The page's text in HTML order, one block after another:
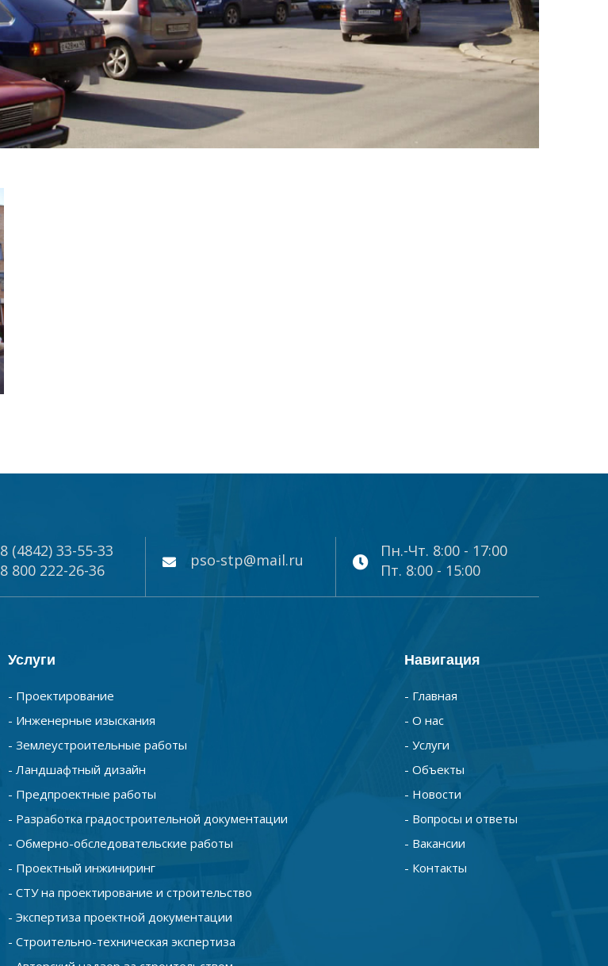
8 (4842) 33-55-33
8 800 222-26-36
pso-stp@mail.ru
Пн.-Чт. 8:00 - 17:00
Пт. 8:00 - 15:00
Услуги
- Проектирование
- Инженерные изыскания
- Землеустроительные работы
- Ландшафтный дизайн
- Предпроектные работы
- Разработка градостроительной документации
- Обмерно-обследовательские работы
- Проектный инжиниринг
- СТУ на проектирование и строительство
- Экспертиза проектной документации
- Строительно-техническая экспертиза
Навигация
- Главная
- О нас
- Услуги
- Объекты
- Новости
- Вопросы и ответы
- Вакансии
- Контакты